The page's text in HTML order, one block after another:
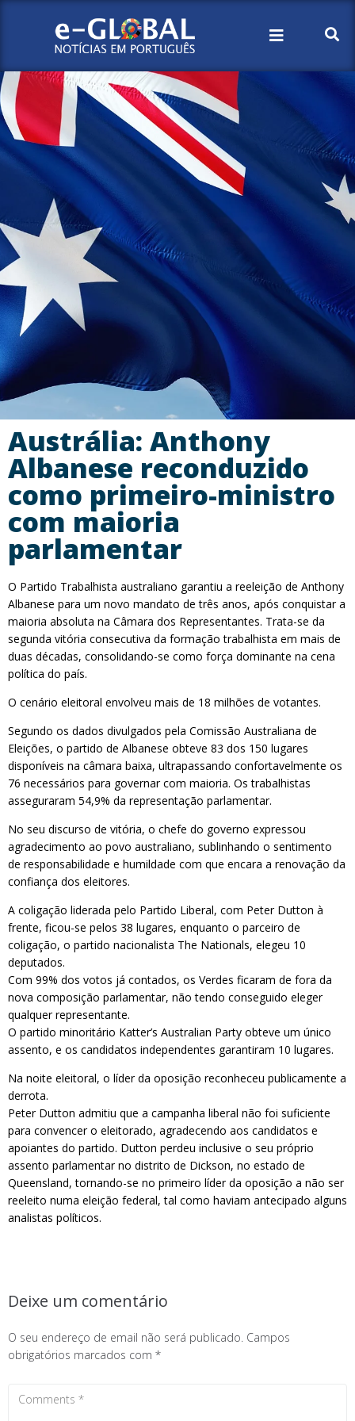
Austrália: Anthony
Albanese reconduzido
como primeiro-ministro
com maioria
parlamentar
O Partido Trabalhista australiano garantiu a reeleição de Anthony
Albanese para um novo mandato de três anos, após conquistar a
maioria absoluta na Câmara dos Representantes. Trata-se da
segunda vitória consecutiva da formação trabalhista em mais de
duas décadas, consolidando-se como força dominante na cena
política do país.
O cenário eleitoral envolveu mais de 18 milhões de votantes.
Segundo os dados divulgados pela Comissão Australiana de
Eleições, o partido de Albanese obteve 83 dos 150 lugares
disponíveis na câmara baixa, ultrapassando confortavelmente os
76 necessários para governar com maioria. Os trabalhistas
asseguraram 54,9% da representação parlamentar.
No seu discurso de vitória, o chefe do governo expressou
agradecimento ao povo australiano, sublinhando o sentimento
de responsabilidade e humildade com que encara a renovação da
confiança dos eleitores.
A coligação liderada pelo Partido Liberal, com Peter Dutton à
frente, ficou-se pelos 38 lugares, enquanto o parceiro de
coligação, o partido nacionalista The Nationals, elegeu 10
deputados.
Com 99% dos votos já contados, os Verdes ficaram de fora da
nova composição parlamentar, não tendo conseguido eleger
qualquer representante.
O partido minoritário Katter’s Australian Party obteve um único
assento, e os candidatos independentes garantiram 10 lugares.
Na noite eleitoral, o líder da oposição reconheceu publicamente a
derrota.
Peter Dutton admitiu que a campanha liberal não foi suficiente
para convencer o eleitorado, agradecendo aos candidatos e
apoiantes do partido. Dutton perdeu inclusive o seu próprio
assento parlamentar no distrito de Dickson, no estado de
Queensland, tornando-se no primeiro líder da oposição a não ser
reeleito numa eleição federal, tal como haviam antecipado alguns
analistas políticos.
Deixe um comentário
O seu endereço de email não será publicado. Campos
obrigatórios marcados com *